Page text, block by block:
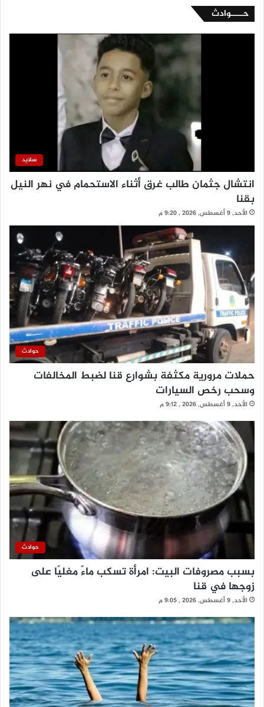
حــــوادث
سلايد
انتشال جثمان طالب غرق أثناء الاستحمام في نهر النيل
بقنا
الأحد, 9 أغسطس, 2026 , 9:20 م
حوادث
حملات مرورية مكثفة بشوارع قنا لضبط المخالفات
وسحب رخص السيارات
الأحد, 9 أغسطس, 2026 , 9:12 م
حوادث
بسبب مصروفات البيت: امرأة تسكب ماءً مغليًا على
زوجها في قنا
الأحد, 9 أغسطس, 2026 , 9:05 م